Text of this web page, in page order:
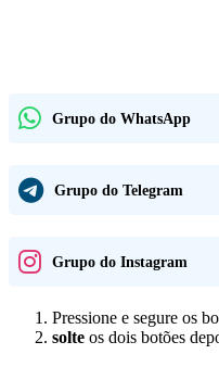
Grupo do WhatsApp
Grupo do Telegram
Grupo do Instagram
Pressione e segure os
solte os dois botões